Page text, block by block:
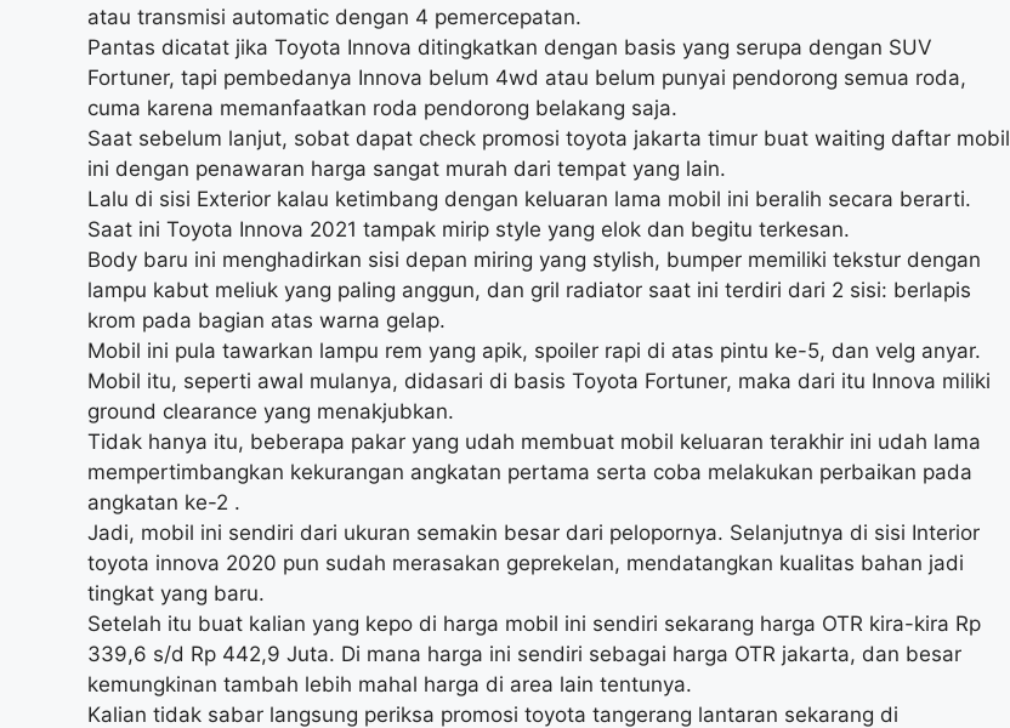
atau transmisi automatic dengan 4 pemercepatan.
Pantas dicatat jika Toyota Innova ditingkatkan dengan basis yang serupa dengan SUV
Fortuner, tapi pembedanya Innova belum 4wd atau belum punyai pendorong semua roda,
cuma karena memanfaatkan roda pendorong belakang saja.
Saat sebelum lanjut, sobat dapat check promosi toyota jakarta timur buat waiting daftar mobil
ini dengan penawaran harga sangat murah dari tempat yang lain.
Lalu di sisi Exterior kalau ketimbang dengan keluaran lama mobil ini beralih secara berarti.
Saat ini Toyota Innova 2021 tampak mirip style yang elok dan begitu terkesan.
Body baru ini menghadirkan sisi depan miring yang stylish, bumper memiliki tekstur dengan
lampu kabut meliuk yang paling anggun, dan gril radiator saat ini terdiri dari 2 sisi: berlapis
krom pada bagian atas warna gelap.
Mobil ini pula tawarkan lampu rem yang apik, spoiler rapi di atas pintu ke-5, dan velg anyar.
Mobil itu, seperti awal mulanya, didasari di basis Toyota Fortuner, maka dari itu Innova miliki
ground clearance yang menakjubkan.
Tidak hanya itu, beberapa pakar yang udah membuat mobil keluaran terakhir ini udah lama
mempertimbangkan kekurangan angkatan pertama serta coba melakukan perbaikan pada
angkatan ke-2 .
Jadi, mobil ini sendiri dari ukuran semakin besar dari pelopornya. Selanjutnya di sisi Interior
toyota innova 2020 pun sudah merasakan geprekelan, mendatangkan kualitas bahan jadi
tingkat yang baru.
Setelah itu buat kalian yang kepo di harga mobil ini sendiri sekarang harga OTR kira-kira Rp
339,6 s/d Rp 442,9 Juta. Di mana harga ini sendiri sebagai harga OTR jakarta, dan besar
kemungkinan tambah lebih mahal harga di area lain tentunya.
Kalian tidak sabar langsung periksa promosi toyota tangerang lantaran sekarang di